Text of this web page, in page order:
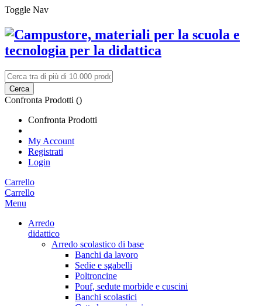
Toggle Nav
Cerca
Confronta Prodotti ()
Confronta Prodotti
My Account
Registrati
Login
Carrello
Carrello
Menu
Arredo
didattico
Arredo scolastico di base
Banchi da lavoro
Sedie e sgabelli
Poltroncine
Pouf, sedute morbide e cuscini
Banchi scolastici